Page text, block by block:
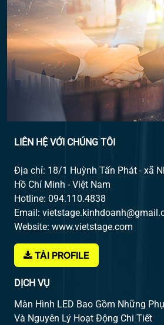
VietStage.vn
LIÊN HỆ VỚI CHÚNG TÔI
Địa chỉ: 18/1 Huỳnh Tấn Phát - xã
Hồ Chí Minh - Việt Nam
Hotline: 094.110.4838
Email:
Website: www.vietstage.com
TẢI PROFILE
DỊCH VỤ
Màn Hình LED Bao Gồm Những
Và Nguyên Lý Hoạt Động Chi Tiết